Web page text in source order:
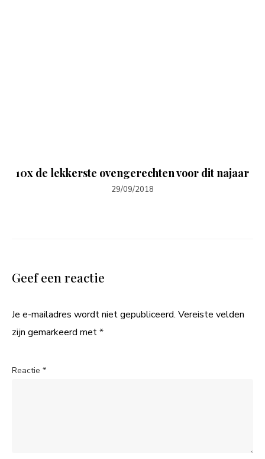
10x de lekkerste ovengerechten voor dit najaar
29/09/2018
Geef een reactie
Je e-mailadres wordt niet gepubliceerd. Vereiste velden
zijn gemarkeerd met*
Reactie *